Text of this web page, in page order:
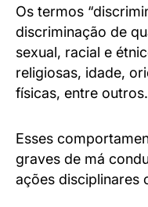
Os termos
discriminação de
sexual, racial e
religiosas, idade,
físicas, entre outros.
Esses
graves de má
ações disciplinares